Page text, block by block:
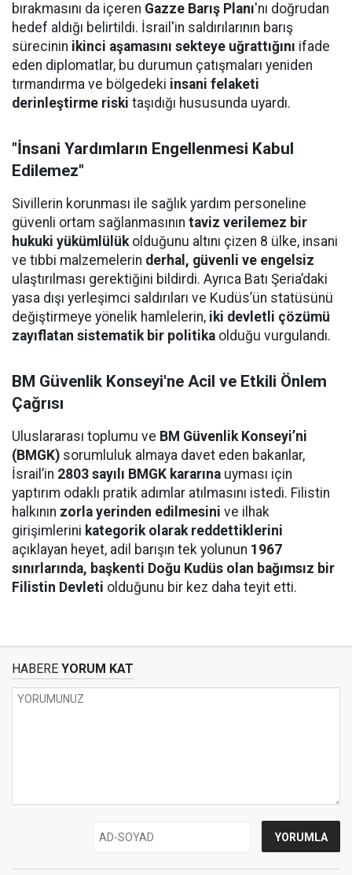
bırakmasını da içeren Gazze Barış Planı'nı doğrudan
hedef aldığı belirtildi. İsrail'in saldırılarının barış
sürecinin ikinci aşamasını sekteye uğrattığını ifade
eden diplomatlar, bu durumun çatışmaları yeniden
tırmandırma ve bölgedeki insani felaketi
derinleştirme riski taşıdığı hususunda uyardı.
"İnsani Yardımların Engellenmesi Kabul
Edilemez"
Sivillerin korunması ile sağlık yardım personeline
güvenli ortam sağlanmasının taviz verilemez bir
hukuki yükümlülükolduğunu altını çizen 8 ülke, insani
ve tıbbi malzemelerin derhal, güvenli ve engelsiz
ulaştırılması gerektiğini bildirdi. Ayrıca Batı Şeria’daki
yasa dışı yerleşimci saldırıları ve Kudüs’ün statüsünü
değiştirmeye yönelik hamlelerin, iki devletli çözümü
zayıflatan sistematik bir politika olduğu vurgulandı.
BM Güvenlik Konseyi'ne Acil ve Etkili Önlem
Çağrısı
Uluslararası toplumu ve BM Güvenlik Konseyi’ni
(BMGK) sorumluluk almaya davet eden bakanlar,
İsrail’in 2803 sayılı BMGK kararına uyması için
yaptırım odaklı pratik adımlar atılmasını istedi. Filistin
halkının zorla yerinden edilmesini ve ilhak
girişimlerini kategorik olarak reddettiklerini
açıklayan heyet, adil barışın tek yolunun 1967
sınırlarında, başkenti Doğu Kudüs olan bağımsız bir
Filistin Devleti olduğunu bir kez daha teyit etti.
HABERE YORUM KAT